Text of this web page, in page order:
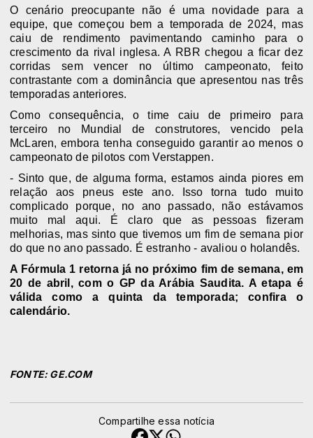
O cenário preocupante não é uma novidade para a
equipe, que começou bem a temporada de 2024, mas
caiu de rendimento pavimentando caminho para o
crescimento da rival inglesa. A RBR chegou a ficar dez
corridas sem vencer no último campeonato, feito
contrastante com a dominância que apresentou nas três
temporadas anteriores.
Como consequência, o time caiu de primeiro para
terceiro no Mundial de construtores,vencido pela
McLaren, embora tenha conseguido garantir ao menos o
campeonato de pilotos com Verstappen.
- Sinto que, de alguma forma, estamos ainda piores em
relação aos pneus este ano. Isso torna tudo muito
complicado porque, no ano passado, não estávamos
muito mal aqui. É claro que as pessoas fizeram
melhorias, mas sinto que tivemos um fim de semana pior
do que no ano passado. É estranho - avaliou o holandês.
A Fórmula 1 retorna já no próximo fim de semana, em
20 de abril, com o GP da Arábia Saudita. A etapa é
válida como a quinta da temporada; confira o
calendário.
FONTE: GE.COM
Compartilhe essa notícia